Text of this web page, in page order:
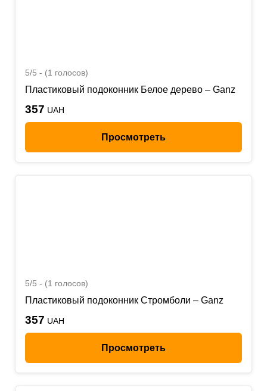
5/5 - (1 голосов)
Пластиковый подоконник Белое дерево – Ganz
357 UAH
Просмотреть
5/5 - (1 голосов)
Пластиковый подоконник Стромболи – Ganz
357 UAH
Просмотреть